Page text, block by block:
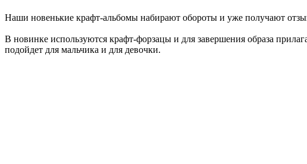
Наши новенькие крафт-альбомы набирают обороты и уже получают
В новинке используются крафт-форзацы и для завершения образа
подойдет для мальчика и для девочки.